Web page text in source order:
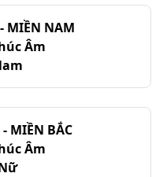
MIỀN NAM
Âm
MIỀN BẮC
Âm